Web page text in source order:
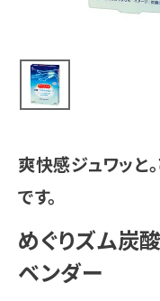
雑貨
インフォメーション
プライバシーポリシー
爽快感ジュワッと
です。
めぐりズム炭
ベンダー